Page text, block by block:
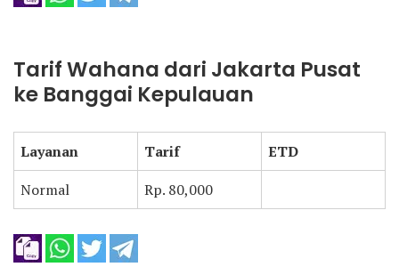
Tarif Wahana dari Jakarta Pusat
ke Banggai Kepulauan
Layanan Tarif
ETD
Normal
Rp. 80,000